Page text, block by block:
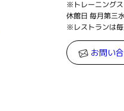
※トレーニング
休館日 毎月第三
※レストランは
お問い